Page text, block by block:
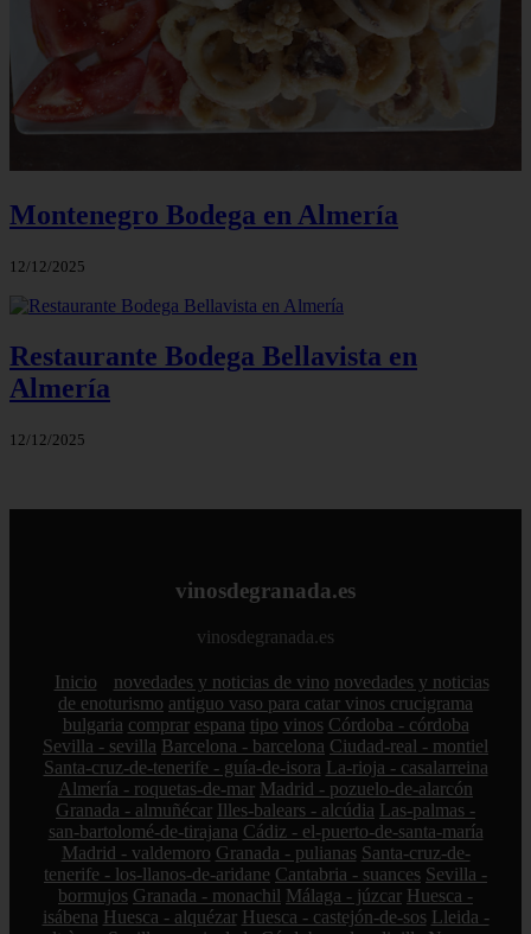
Montenegro Bodega en Almería
12/12/2025
Restaurante Bodega Bellavista en
Almería
12/12/2025
vinosdegranada.es
vinosdegranada.es
Inicio novedades y noticias de vino novedades y noticias
de enoturismo antiguo vaso para catar vinos crucigrama
bulgaria comprar espana tipo vinos Córdoba - córdoba
Sevilla - sevilla Barcelona - barcelona Ciudad-real - montiel
Santa-cruz-de-tenerife - guía-de-isora La-rioja - casalarreina
Almería - roquetas-de-mar Madrid - pozuelo-de-alarcón
Granada - almuñécar Illes-balears - alcúdia Las-palmas -
san-bartolomé-de-tirajana Cádiz - el-puerto-de-santa-maría
Madrid - valdemoro Granada - pulianas Santa-cruz-de-
tenerife - los-llanos-de-aridane Cantabria - suances Sevilla -
bormujos Granada - monachil Málaga - júzcar Huesca -
isábena Huesca - alquézar Huesca - castejón-de-sos Lleida -